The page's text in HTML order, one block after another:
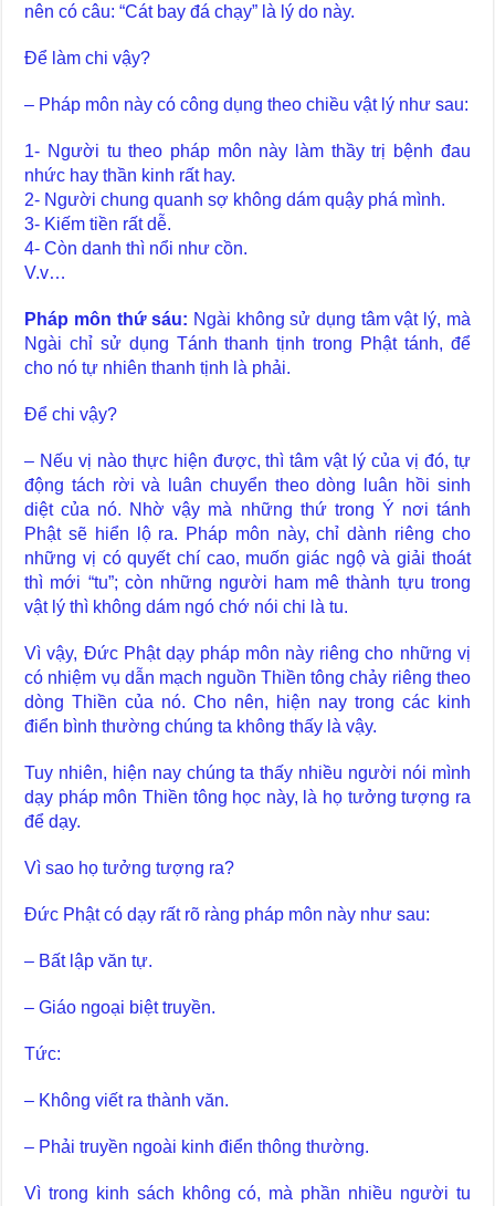
nên có câu: “Cát bay đá chạy” là lý do này.
Để làm chi vậy?
– Pháp môn này có công dụng theo chiều vật lý như sau:
1- Người tu theo pháp môn này làm thầy trị bệnh đau
nhức hay thần kinh rất hay.
2- Người chung quanh sợ không dám quậy phá mình.
3- Kiếm tiền rất dễ.
4- Còn danh thì nổi như cồn.
V.v…
Pháp môn thứ sáu: Ngài không sử dụng tâm vật lý, mà
Ngài chỉ sử dụng Tánh thanh tịnh trong Phật tánh, để
cho nó tự nhiên thanh tịnh là phải.
Để chi vậy?
– Nếu vị nào thực hiện được, thì tâm vật lý của vị đó, tự
động tách rời và luân chuyển theo dòng luân hồi sinh
diệt của nó. Nhờ vậy mà những thứ trong Ý nơi tánh
Phật sẽ hiển lộ ra. Pháp môn này, chỉ dành riêng cho
những vị có quyết chí cao, muốn giác ngộ và giải thoát
thì mới “tu”; còn những người ham mê thành tựu trong
vật lý thì không dám ngó chớ nói chi là tu.
Vì vậy, Đức Phật dạy pháp môn này riêng cho những vị
có nhiệm vụ dẫn mạch nguồn Thiền tông chảy riêng theo
dòng Thiền của nó. Cho nên, hiện nay trong các kinh
điển bình thường chúng ta không thấy là vậy.
Tuy nhiên, hiện nay chúng ta thấy nhiều người nói mình
dạy pháp môn Thiền tông học này, là họ tưởng tượng ra
để dạy.
Vì sao họ tưởng tượng ra?
Đức Phật có dạy rất rõ ràng pháp môn này như sau:
– Bất lập văn tự.
– Giáo ngoại biệt truyền.
Tức:
– Không viết ra thành văn.
– Phải truyền ngoài kinh điển thông thường.
Vì trong kinh sách không có, mà phần nhiều người tu